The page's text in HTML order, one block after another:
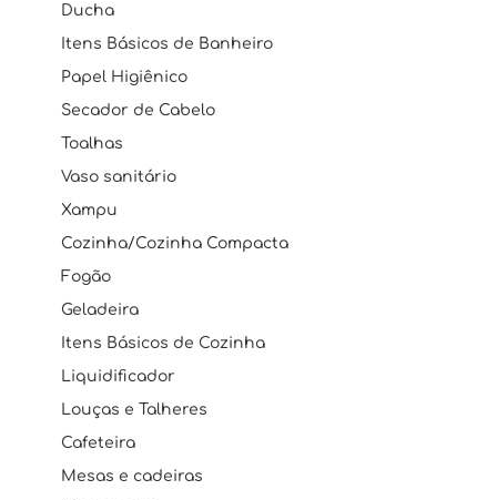
Ducha
Itens Básicos de Banheiro
Papel Higiênico
Secador de Cabelo
Toalhas
Vaso sanitário
Xampu
Cozinha/Cozinha Compacta
Fogão
Geladeira
Itens Básicos de Cozinha
Liquidificador
Louças e Talheres
Cafeteira
Mesas e cadeiras